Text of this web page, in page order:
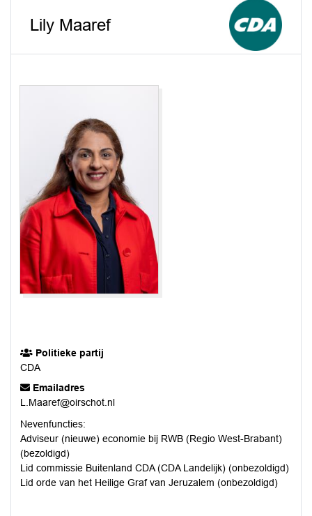
Lily Maaref
Politieke partij
CDA
Emailadres
L.Maaref@oirschot.nl
Nevenfuncties:
Adviseur (nieuwe) economie bij RWB (Regio West-Brabant)
(bezoldigd)
Lid commissie Buitenland CDA (CDA Landelijk) (onbezoldigd)
Lid orde van het Heilige Graf van Jeruzalem (onbezoldigd)